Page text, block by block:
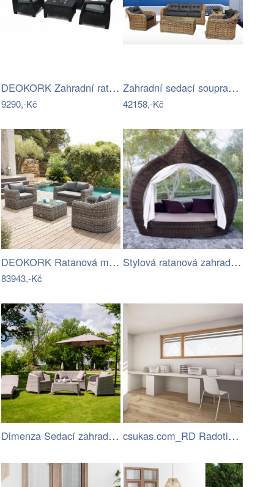
DEOKORK Zahradní ratanová sestava CORFU…
9290,-Kč
Zahradní sedací souprava RICHMOND…
42158,-Kč
DEOKORK Ratanová modulová sestava…
83943,-Kč
Stylová ratanová zahradní postel se…
Dimenza Sedací zahradní souprava… csukas.com_RD Radotin_020.jpg